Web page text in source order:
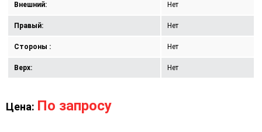
Внешний: Нет
Правый: Нет
Стороны : Нет
Верх: Нет
Цена: По запросу